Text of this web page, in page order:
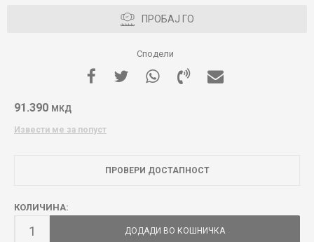
ПРОБАЈ ГО
Сподели
91.390 МКД
Извести ме за попуст
ПРОВЕРИ ДОСТАПНОСТ
КОЛИЧИНА:
ДОДАДИ ВО КОШНИЧКА